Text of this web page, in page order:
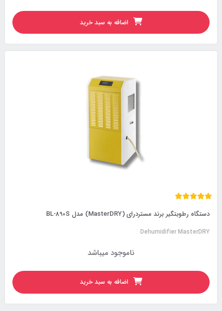
اضافه به سبد خرید
دستگاه رطوبتگیر برند مستردرای (MasterDRY) مدل BL-890S
Dehumidifier MasterDRY
ناموجود میباشد
اضافه به سبد خرید